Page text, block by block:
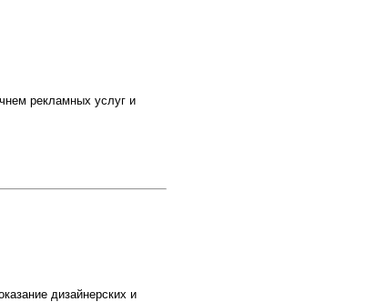
рекламных услуг и
дизайнерских и